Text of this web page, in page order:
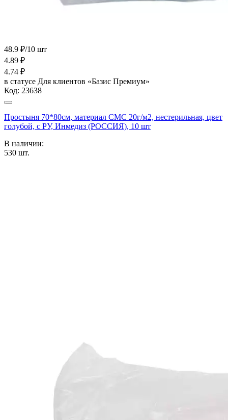
48.9 ₽/10 шт
4.89 ₽
4.74 ₽
в статусе Для клиентов «Базис Премиум»
Код: 23638
Простыня 70*80см, материал СМС 20г/м2, нестерильная, цвет
голубой, с РУ, Инмедиз (РОССИЯ), 10 шт
В наличии:
530 шт.